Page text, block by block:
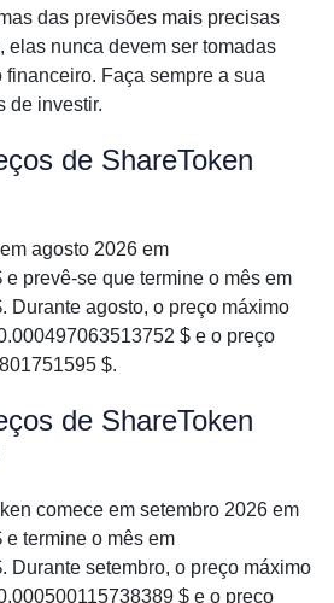
das previsões mais precisas
elas nunca devem ser tomadas
Faça sempre a sua
de investir.
de ShareToken
agosto 2026 em
prevê-se que termine o mês em
Durante agosto, o preço máximo
$ e o preço
$.
de ShareToken
comece em setembro 2026 em
termine o mês em
Durante setembro, o preço máximo
$ e o preço